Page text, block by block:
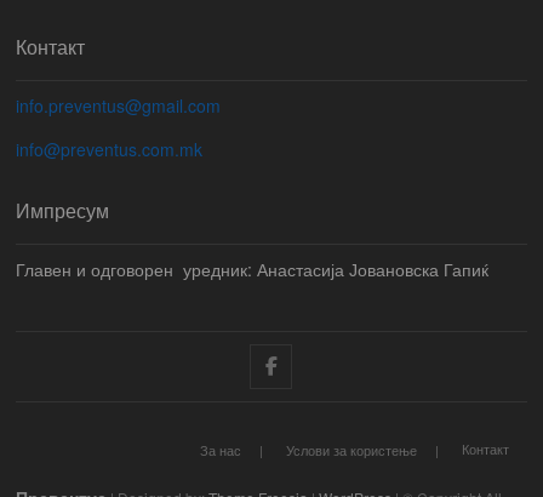
Контакт
info.preventus@gmail.com
info@preventus.com.mk
Импресум
Главен и одговорен уредник: Анастасија Јовановска Гапиќ
Facebook
За нас Услови за користење Контакт